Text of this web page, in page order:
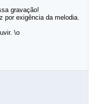
gravação!
por exigência da melodia.
\o